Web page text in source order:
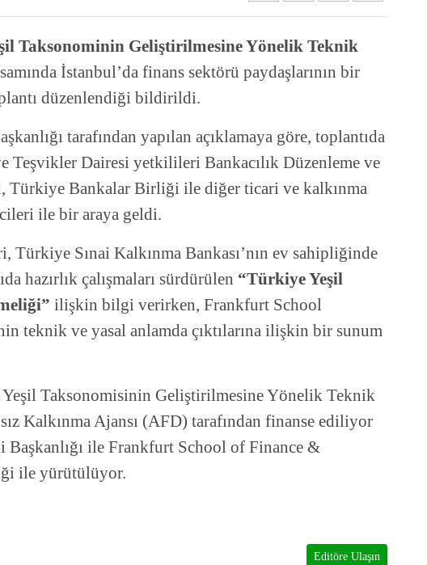
Taksonominin Geliştirilmesine Yönelik Teknik
İstanbul’da finans sektörü paydaşlarının bir
düzenlendiği bildirildi.
tarafından yapılan açıklamaya göre, toplantıda
Teşvikler Dairesi yetkilileri Bankacılık Düzenleme ve
Türkiye Bankalar Birliği ile diğer ticari ve kalkınma
ile bir araya geldi.
Türkiye Sınai Kalkınma Bankası’nın ev sahipliğinde
hazırlık çalışmaları sürdürülen “Türkiye Yeşil
ilişkin bilgi verirken, Frankfurt School
teknik ve yasal anlamda çıktılarına ilişkin bir sunum
Taksonomisinin Geliştirilmesine Yönelik Teknik
Kalkınma Ajansı (AFD) tarafından finanse ediliyor
ile Frankfurt School of Finance &
ile yürütülüyor.
Editöre Ulaşın